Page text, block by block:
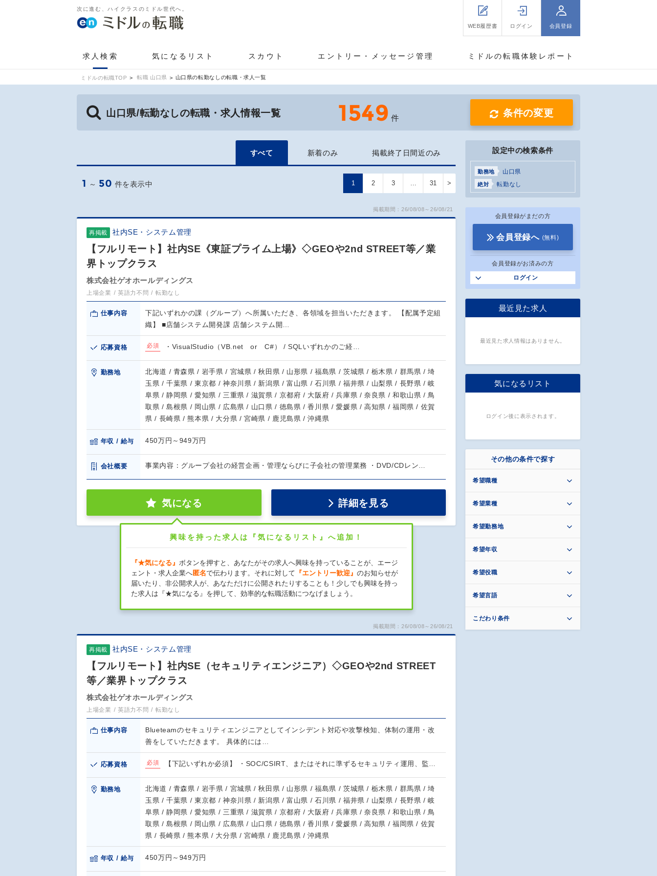
次に進む、ハイクラスのミドル世代へ。
WEB履歴書 ログイン 会員登録
求人検索 気になるリスト スカウト エントリー・メッセージ管理 ミドルの転職体験レポート
ミドルの転職TOP 転職 山口県 山口県の転勤なしの転職・求人一覧
山口県/転勤なしの転職・求人情報一覧 1549 件 条件の変更
すべて 新着のみ 掲載終了日間近のみ
1 ～ 50 件を表示中 1 2 3 … 31 >
掲載期間：26/08/08～26/08/21
再掲載 社内SE・システム管理
【フルリモート】社内SE《東証プライム上場》◇GEOや2nd STREET等／業
界トップクラス
株式会社ゲオホールディングス
上場企業 英語力不問 転勤なし
仕事内容
下記いずれかの課（グループ）へ所属いただき、各領域を担当いただきます。 【配属予定組
織】 ■店舗システム開発課 店舗システム開…
応募資格 必須 ・VisualStudio（VB.net or C#） / SQLいずれかのご経…
勤務地
北海道 / 青森県 / 岩手県 / 宮城県 / 秋田県 / 山形県 / 福島県 / 茨城県 / 栃木県 / 群馬県 / 埼
玉県 / 千葉県 / 東京都 / 神奈川県 / 新潟県 / 富山県 / 石川県 / 福井県 / 山梨県 / 長野県 / 岐
阜県 / 静岡県 / 愛知県 / 三重県 / 滋賀県 / 京都府 / 大阪府 / 兵庫県 / 奈良県 / 和歌山県 / 鳥
取県 / 島根県 / 岡山県 / 広島県 / 山口県 / 徳島県 / 香川県 / 愛媛県 / 高知県 / 福岡県 / 佐賀
県 / 長崎県 / 熊本県 / 大分県 / 宮崎県 / 鹿児島県 / 沖縄県
年収 / 給与 450万円～949万円
会社概要 事業内容：グループ会社の経営企画・管理ならびに子会社の管理業務 ・DVD/CDレン…
気になる 詳細を見る
興味を持った求人は『気になるリスト』へ追加！
『★気になる』 ボタンを押すと、あなたがその求人へ興味を持っていることが、エージ
ェント・求人企業へ匿名で伝わります。それに対して 『エントリー歓迎』 のお知らせが
届いたり、非公開求人が、あなただけに公開されたりすることも！少しでも興味を持っ
た求人は『★気になる』を押して、効率的な転職活動につなげましょう。
掲載期間：26/08/08～26/08/21
再掲載 社内SE・システム管理
【フルリモート】社内SE（セキュリティエンジニア）◇GEOや2nd STREET
等／業界トップクラス
株式会社ゲオホールディングス
上場企業 英語力不問 転勤なし
仕事内容
Blueteamのセキュリティエンジニアとしてインシデント対応や攻撃検知、体制の運用・改
善をしていただきます。 具体的には…
応募資格 必須 【下記いずれか必須】 ・SOC/CSIRT、またはそれに準ずるセキュリティ運用、監…
勤務地
北海道 / 青森県 / 岩手県 / 宮城県 / 秋田県 / 山形県 / 福島県 / 茨城県 / 栃木県 / 群馬県 / 埼
玉県 / 千葉県 / 東京都 / 神奈川県 / 新潟県 / 富山県 / 石川県 / 福井県 / 山梨県 / 長野県 / 岐
阜県 / 静岡県 / 愛知県 / 三重県 / 滋賀県 / 京都府 / 大阪府 / 兵庫県 / 奈良県 / 和歌山県 / 鳥
取県 / 島根県 / 岡山県 / 広島県 / 山口県 / 徳島県 / 香川県 / 愛媛県 / 高知県 / 福岡県 / 佐賀
県 / 長崎県 / 熊本県 / 大分県 / 宮崎県 / 鹿児島県 / 沖縄県
年収 / 給与 450万円～949万円
設定中の検索条件
勤務地 山口県
絶対 転勤なし
会員登録がまだの方
会員登録へ (無料)
会員登録がお済みの方
ログイン
最近見た求人
最近見た求人情報はありません。
気になるリスト
ログイン後に表示されます。
その他の条件で探す
希望職種
希望業種
希望勤務地
希望年収
希望役職
希望言語
こだわり条件